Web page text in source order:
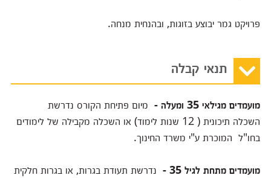
פרויקט גמר יבוצע בזוגות, ובהנחית מנחה.
תנאי קבלה
מועמדים מגילאי 35 ומעלה -
מיום פתיחת הקורס נדרשת
השכלה תיכונית ( 12 שנות לימוד) או השכלה מקבילה של לימודים
בחו"ל המוכרת ע"י משרד החינוך.
מועמדים מתחת לגיל 35 -
נדרשת תעודת בגרות, או בגרות חלקית